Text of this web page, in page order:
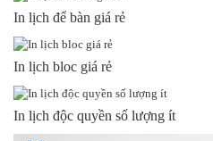
In lịch để bàn giá rẻ
In lịch bloc giá rẻ
In lịch độc quyền số lượng ít